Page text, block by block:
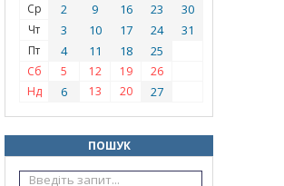
Ср 2 9 16 23 30
Чт 3 10 17 24 31
Пт 4 11 18 25
Сб 5 12 19
26
Нд
6 13 20 27
ПОШУК